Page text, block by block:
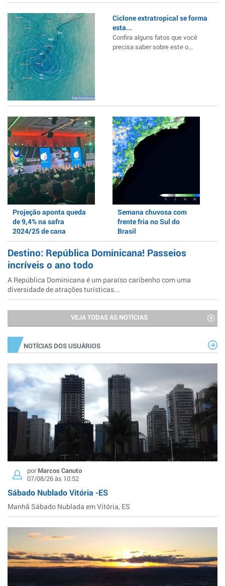
Ciclone extratropical se forma
esta...
Confira alguns fatos que você
precisa saber sobre este o...
Projeção aponta queda
de 9,4% na safra
2024/25 de cana
Semana chuvosa com
frente fria no Sul do
Brasil
Destino: República Dominicana! Passeios
incríveis o ano todo
A República Dominicana é um paraíso caribenho com uma
diversidade de atrações turísticas...
VEJA TODAS AS NOTÍCIAS
NOTÍCIAS DOS USUÁRIOS
porMarcos Canuto
07/08/26 às 10:52
Sábado Nublado Vitória -ES
Manhã Sábado Nublada em Vitória, ES